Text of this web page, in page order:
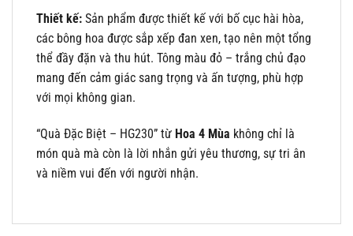
Thiết kế: Sản phẩm được thiết kế với bố cục hài hòa,
các bông hoa được sắp xếp đan xen, tạo nên một tổng
thể đầy đặn và thu hút. Tông màu đỏ – trắng chủ đạo
mang đến cảm giác sang trọng và ấn tượng, phù hợp
với mọi không gian.
“Quà Đặc Biệt – HG230” từ Hoa 4 Mùa không chỉ là
món quà mà còn là lời nhắn gửi yêu thương, sự tri ân
và niềm vui đến với người nhận.